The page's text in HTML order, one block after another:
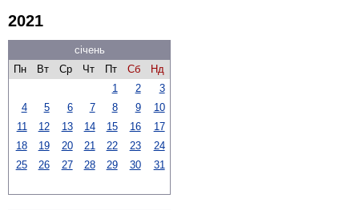
2021
січень
Пн
Вт Ср Чт Пт Сб
Нд
1
2
3
4
5 6 7 8 9
10
11
12 13 14 15 16
17
18
19 20 21 22 23
24
25
26 27 28 29 30 31